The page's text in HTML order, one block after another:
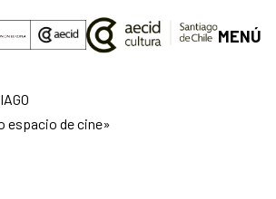
principal
MENÚ
espacio de cine»